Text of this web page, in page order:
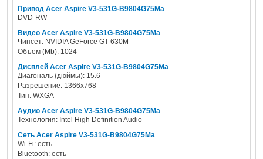
Привод Acer Aspire V3-531G-B9804G75Ma
DVD-RW
Видео Acer Aspire V3-531G-B9804G75Ma
Чипсет: NVIDIA GeForce GT 630M
Объем (Mb): 1024
Дисплей Acer Aspire V3-531G-B9804G75Ma
Диагональ (дюймы): 15.6
Разрешение: 1366x768
Тип: WXGA
Аудио Acer Aspire V3-531G-B9804G75Ma
Технология: Intel High Definition Audio
Сеть Acer Aspire V3-531G-B9804G75Ma
Wi-Fi: есть
Bluetooth: есть